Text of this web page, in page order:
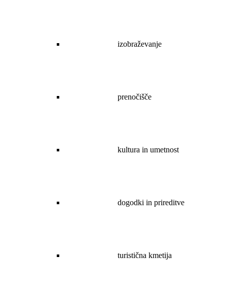
izobraževanje
prenočišče
kultura in umetnost
dogodki in prireditve
turistična kmetija